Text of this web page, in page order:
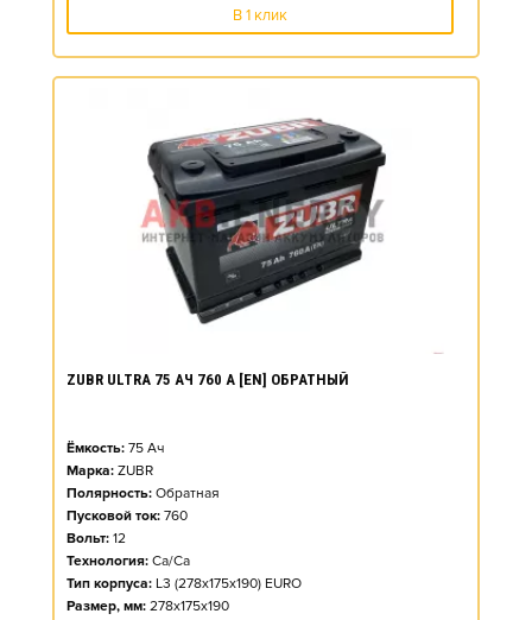
В 1 клик
ZUBR ULTRA 75 АЧ 760 А [EN] ОБРАТНЫЙ
Ёмкость: 75 Ач
Марка: ZUBR
Полярность: Обратная
Пусковой ток: 760
Вольт: 12
Технология: Ca/Ca
Тип корпуса: L3 (278x175x190) EURO
Размер, мм: 278x175x190